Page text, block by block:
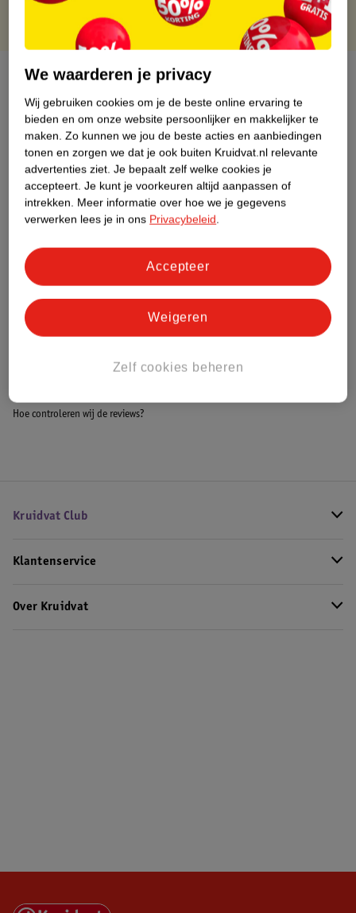
Over dit product
Productinformatie
Nature Impact Score
Dit product heeft (nog) geen Nature
Impact Score.
Meer informatie
Bestel & Bezorginformatie
Bekijk ook
Alle Braces en bandages
Hoe controleren wij de reviews?
Kruidvat Club
Klantenservice
Over Kruidvat
We waarderen je privacy
Wij gebruiken cookies om je de beste online ervaring te
bieden en om onze website persoonlijker en makkelijker te
maken. Zo kunnen we jou de beste acties en aanbiedingen
tonen en zorgen we dat je ook buiten Kruidvat.nl relevante
advertenties ziet. Je bepaalt zelf welke cookies je
accepteert. Je kunt je voorkeuren altijd aanpassen of
intrekken. Meer informatie over hoe we je gegevens
verwerken lees je in ons Privacybeleid.
Zelf cookies beheren
Weigeren
Accepteer